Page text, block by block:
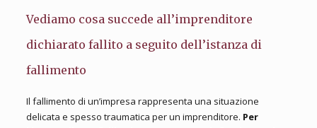
Vediamo cosa succede all’imprenditore
dichiarato fallito a seguito dell’istanza di
fallimento
Il fallimento di un’impresa rappresenta una situazione
delicata e spesso traumatica per un imprenditore. Per